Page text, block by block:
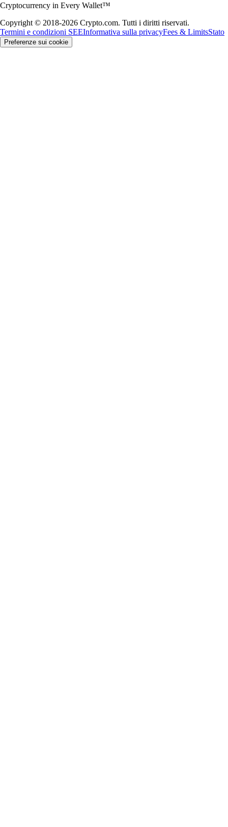
Cryptocurrency in Every Wallet™
Copyright © 2018-2026 Crypto.com. Tutti i diritti riservati.
Termini e condizioni SEEInformativa sulla privacyFees & LimitsStato
Preferenze sui cookie